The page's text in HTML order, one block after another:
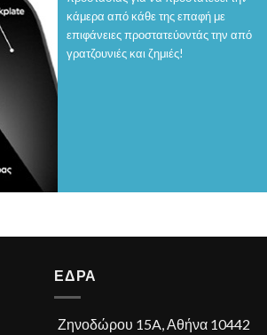
κάμερα από κάθε της επαφή με
επιφάνειες προστατεύοντάς την από
γρατζουνιές και ζημιές!
ΕΔΡΑ
Ζηνοδώρου 15A, Αθήνα 10442